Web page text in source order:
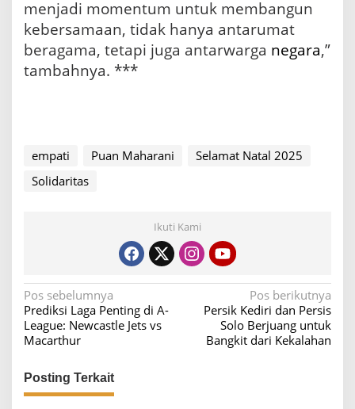
menjadi momentum untuk membangun
kebersamaan, tidak hanya antarumat
beragama, tetapi juga antarwarga negara,”
tambahnya. ***
empati Puan Maharani
Selamat Natal 2025
Solidaritas
Ikuti Kami
N
a
v
g
Pos sebelumnya
Prediksi Laga Penting di A-
League: Newcastle Jets vs
Macarthur
Pos berikutnya
Persik Kediri dan Persis
Solo Berjuang untuk
Bangkit dari Kekalahan
Posting Terkait